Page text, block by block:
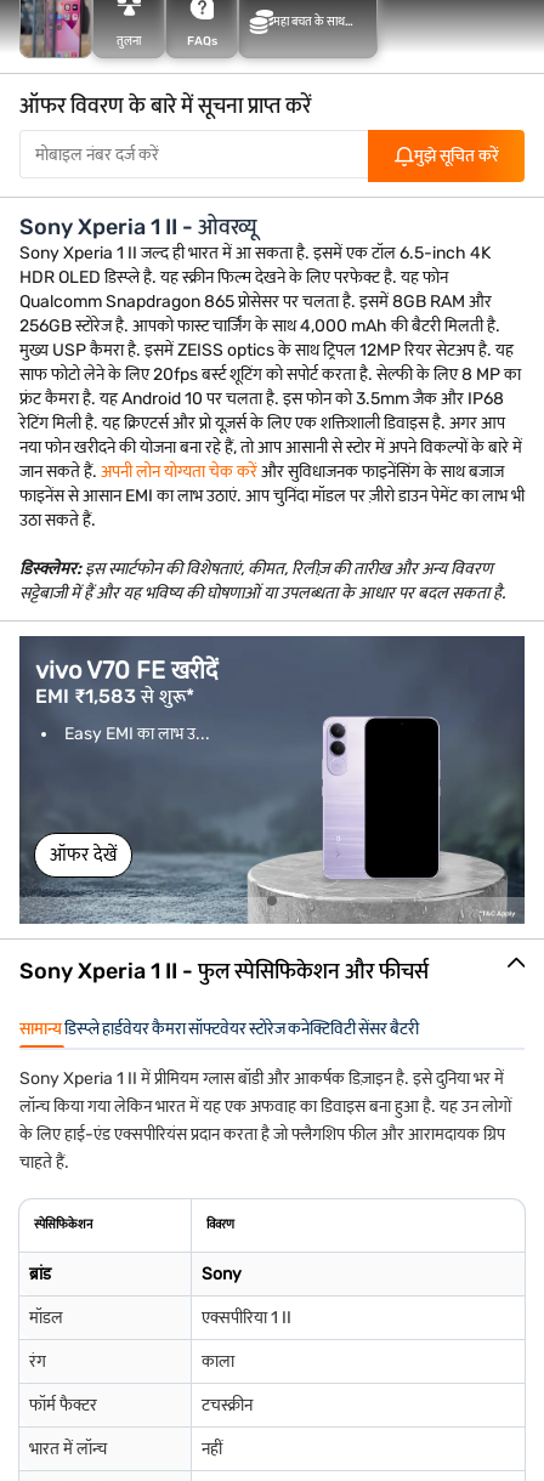
तुलना FAQs
महा बचत के साथ
ऑफर विवरण के बारे में सूचना प्राप्त करें
मुझे सूचित करें
Sony Xperia 1 II - ओवरव्यू
Sony Xperia 1 II जल्द ही भारत में आ सकता है. इसमें एक टॉल 6.5-inch 4K
HDR OLED डिस्प्ले है. यह स्क्रीन फिल्म देखने के लिए परफेक्ट है. यह फोन
Qualcomm Snapdragon 865 प्रोसेसर पर चलता है. इसमें 8GB RAM और
256GB स्टोरेज है. आपको फास्ट चार्जिंग के साथ 4,000 mAh की बैटरी मिलती है.
मुख्य USP कैमरा है. इसमें ZEISS optics के साथ ट्रिपल 12MP रियर सेटअप है. यह
साफ फोटो लेने के लिए 20fps बर्स्ट शूटिंग को सपोर्ट करता है. सेल्फी के लिए 8 MP का
फ्रंट कैमरा है. यह Android 10 पर चलता है. इस फोन को 3.5mm जैक और IP68
रेटिंग मिली है. यह क्रिएटर्स और प्रो यूज़र्स के लिए एक शक्तिशाली डिवाइस है. अगर आप
नया फोन खरीदने की योजना बना रहे हैं, तो आप आसानी से स्टोर में अपने विकल्पों के बारे में
जान सकते हैं. अपनी लोन योग्यता चेक करेंऔर सुविधाजनक फाइनेंसिंग के साथ बजाज
फाइनेंस से आसान EMI का लाभ उठाएं. आप चुनिंदा मॉडल पर ज़ीरो डाउन पेमेंट का लाभ भी
उठा सकते हैं.
डिस्क्लेमर:इस स्मार्टफोन की विशेषताएं, कीमत, रिलीज़ की तारीख और अन्य विवरण
सट्टेबाजी में हैं और यह भविष्य की घोषणाओं या उपलब्धता के आधार पर बदल सकता है.
vivo V70 FE खरीदें
EMI ₹1,583 से शुरू*
Easy EMI का लाभ उ...
ऑफर देखें
Sony Xperia 1 II - फुल स्पेसिफिकेशन और फीचर्स
सामान्यडिस्प्लेहार्डवेयरकैमरासॉफ्टवेयरस्टोरेजकनेक्टिविटीसेंसरबैटरी
Sony Xperia 1 II में प्रीमियम ग्लास बॉडी और आकर्षक डिज़ाइन है. इसे दुनिया भर में
लॉन्च किया गया लेकिन भारत में यह एक अफवाह का डिवाइस बना हुआ है. यह उन लोगों
के लिए हाई-एंड एक्सपीरियंस प्रदान करता है जो फ्लैगशिप फील और आरामदायक ग्रिप
चाहते हैं.
स्पेसिफिकेशन विवरण
ब्रांड Sony
मॉडल एक्सपीरिया 1 II
रंग काला
फॉर्म फैक्टर टचस्क्रीन
भारत में लॉन्च नहीं